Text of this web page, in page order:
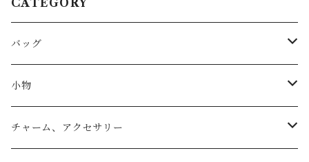
CATEGORY
バッグ
トートバッグ
リュック
小物
小物入れ
チャーム、アクセサリー